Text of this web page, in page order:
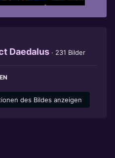
Daedalus · 231 Bilder
des Bildes anzeigen